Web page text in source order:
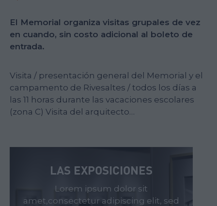
El Memorial organiza visitas grupales de vez
en cuando, sin costo adicional al boleto de
entrada.
Visita / presentación general del Memorial y el
campamento de Rivesaltes / todos los días a
las 11 horas durante las vacaciones escolares
(zona C) Visita del arquitecto…
LAS EXPOSICIONES
Lorem ipsum dolor sit
amet,consectetur adipiscing elit, sed